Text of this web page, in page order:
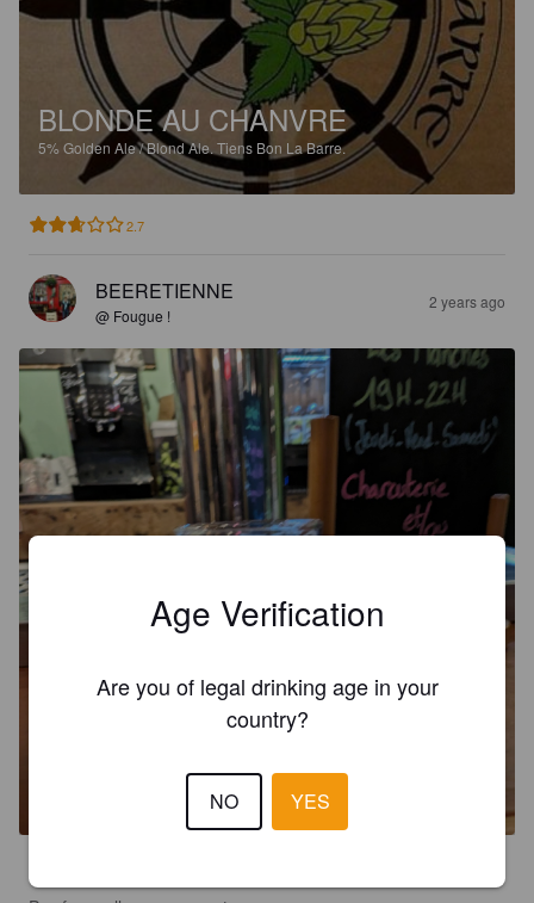
BLONDE AU CHANVRE
5% Golden Ale / Blond Ale. Tiens Bon La Barre.
2.7
BEERETIENNE
@ Fougue !
2 years ago
SESSION HOUBLONNÉE
Age Verification
Are you of legal drinking age in your
country?
NO YES